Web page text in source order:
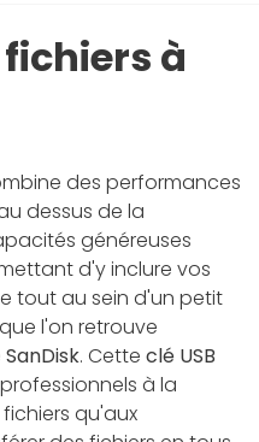
à
des performances
dessus de la
généreuses
d'y inclure vos
tout au sein d'un petit
l'on retrouve
SanDisk. Cette clé USB
à la
qu'aux